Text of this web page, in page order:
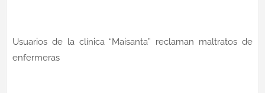
Usuarios de la clínica “Maisanta” reclaman maltratos de
enfermeras